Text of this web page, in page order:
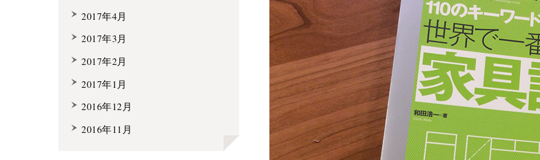
2017年4月
2017年3月
2017年2月
2017年1月
2016年12月
2016年11月